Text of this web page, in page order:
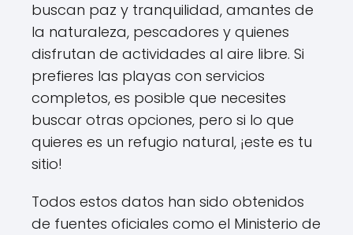
buscan paz y tranquilidad, amantes de
la naturaleza, pescadores y quienes
disfrutan de actividades al aire libre. Si
prefieres las playas con servicios
completos, es posible que necesites
buscar otras opciones, pero si lo que
quieres es un refugio natural, ¡este es tu
sitio!
Todos estos datos han sido obtenidos
de fuentes oficiales como el Ministerio de